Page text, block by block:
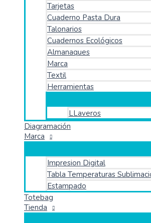
Tarjetas
Cuaderno Pasta Dura
Talonarios
Cuadernos Ecológicos
Almanaques
Marca
Textil
Herramientas
LLaveros
Diagramación
Marca
Impresion Digital
Tabla Temperaturas
Estampado
Totebag
Tienda